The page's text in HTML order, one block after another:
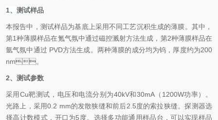
1、测试样品
本报告中，测试样品为基底上采用不同工艺沉积生成的薄膜。其中，
第1种薄膜样品在氪气氛中通过磁控溅射方法生成，第2种薄膜样品在
氩气氛中通过 PVD方法生成。两种薄膜的成分均为钨，厚度约为200
nm。
2、测试参数
采用Cu靶测试，电压和电流分别为40kV和30mA（1200W功率）。
光路上，采用0.2 mm的发散狭缝和前后2.5度的索拉狭缝。探测器选
择高计数模式，开口为5度。选择多功能通用样品台，可以实现样品